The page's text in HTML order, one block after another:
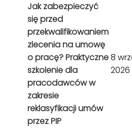
Jak zabezpieczyć
się przed
przekwalifikowaniem
zlecenia na umowę
o pracę? Praktyczne
szkolenie dla
pracodawców w
zakresie
reklasyfikacji umów
przez PIP
8
2026